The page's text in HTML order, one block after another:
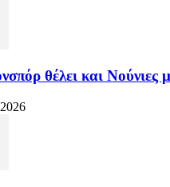
θέλει και Νούνιες